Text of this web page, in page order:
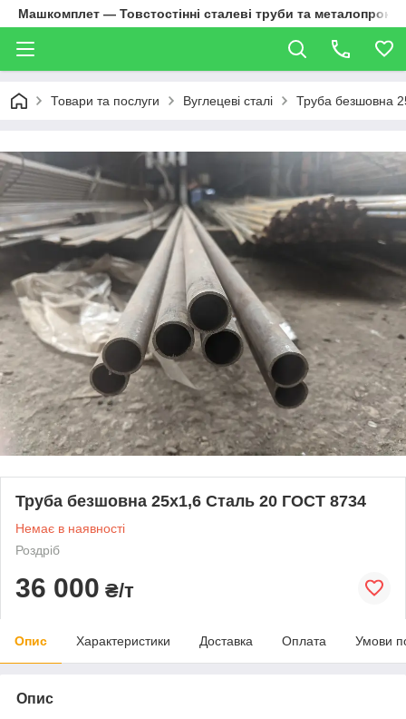
Машкомплет — Товстостінні сталеві труби та металопрокат
Товари та послуги Вуглецеві сталі Труба безшовна
Труба безшовна 25х1,6 Сталь 20 ГОСТ 8734
Немає в наявності
Роздріб
36 000 ₴/т
Опис Характеристики Доставка Оплата Умови
Опис